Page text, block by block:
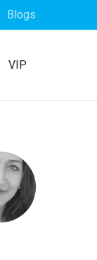
Blogs
VIP